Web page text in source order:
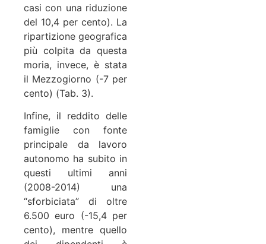
casi con una riduzione
del 10,4 per cento). La
ripartizione geografica
più colpita da questa
moria, invece, è stata
il Mezzogiorno (-7 per
cento) (Tab. 3).
Infine, il reddito delle
famiglie con fonte
principale da lavoro
autonomo ha subito in
questi ultimi anni
(2008-2014) una
“sforbiciata” di oltre
6.500 euro (-15,4 per
cento), mentre quello